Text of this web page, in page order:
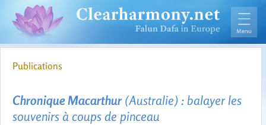
Publications
Chronique Macarthur(Australie) : balayer les
souvenirs à coups de pinceau